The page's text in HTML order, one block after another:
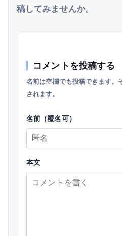
稿してみませんか。
コメントを投稿する
名前は空欄でも投稿できます。
されます。
名前（匿名可）
本文